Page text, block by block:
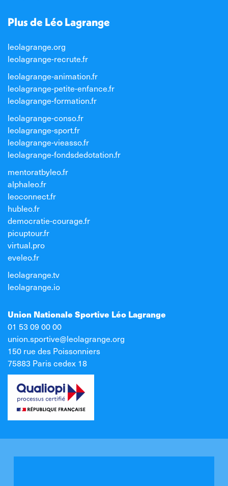
Plus de Léo Lagrange
leolagrange.org
leolagrange-recrute.fr
leolagrange-animation.fr
leolagrange-petite-enfance.fr
leolagrange-formation.fr
leolagrange-conso.fr
leolagrange-sport.fr
leolagrange-vieasso.fr
leolagrange-fondsdedotation.fr
mentoratbyleo.fr
alphaleo.fr
leoconnect.fr
hubleo.fr
democratie-courage.fr
picuptour.fr
virtual.pro
eveleo.fr
leolagrange.tv
leolagrange.io
Union Nationale Sportive Léo Lagrange
01 53 09 00 00
union.sportive@leolagrange.org
150 rue des Poissonniers
75883 Paris cedex 18